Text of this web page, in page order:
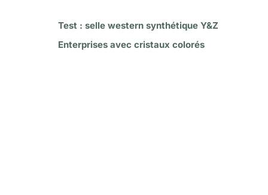
Test : selle western synthétique Y&Z
Enterprises avec cristaux colorés